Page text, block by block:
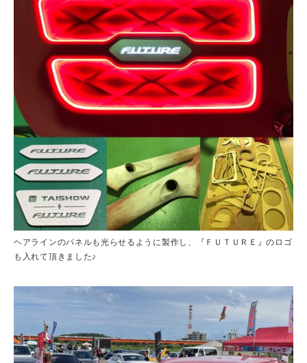
ヘアラインのパネルも光らせるように製作し、『ＦＵＴＵＲＥ』のロゴ
も入れて頂きました♪